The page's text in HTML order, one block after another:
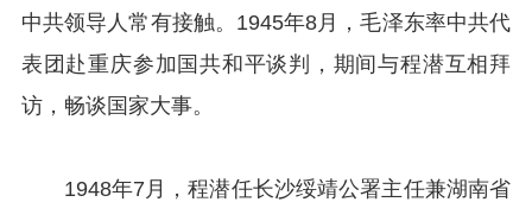
中共领导人常有接触。1945年8月，毛泽东率中共代
表团赴重庆参加国共和平谈判，期间与程潜互相拜
访，畅谈国家大事。
1948年7月，程潜任长沙绥靖公署主任兼湖南省